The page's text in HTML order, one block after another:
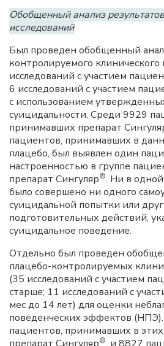
Обобщенный анализ
исследований
Был проведен обобщенный
контролируемого клинического
исследований с участием
6 исследований с участием
с использованием
суицидальности. Среди 9929
принимавших препарат
пациентов, принимавших в
плацебо, был выявлен один
настроенностью в группе
препарат Сингуляр®. Ни в
было совершено ни одного
суицидальной попытки или
подготовительных действий,
суицидальное поведение.
Отдельно был проведен
плацебо-контролируемых
(35 исследований с участием
старше; 11 исследований с
мес до 14 лет) для оценки
поведенческих эффектов
пациентов, принимавших в этих
®